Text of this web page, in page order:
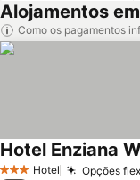
Alojamentos
Como os pagamentos
3 EstrelasHotel Opções
Hotel Enziana